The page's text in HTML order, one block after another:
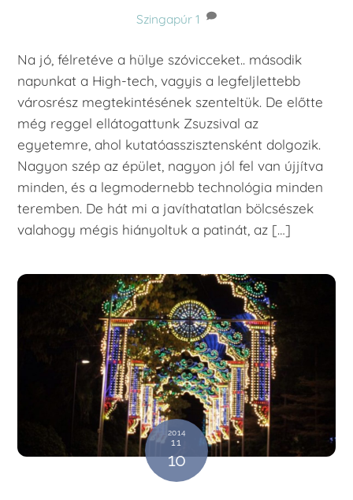
Szingapúr 1
Na jó, félretéve a hülye szóvicceket.. második
napunkat a High-tech, vagyis a legfeljlettebb
városrész megtekintésének szenteltük. De előtte
még reggel ellátogattunk Zsuzsival az
egyetemre, ahol kutatóasszisztensként dolgozik.
Nagyon szép az épület, nagyon jól fel van újjítva
minden, és a legmodernebb technológia minden
teremben. De hát mi a javíthatatlan bölcsészek
valahogy mégis hiányoltuk a patinát, az […]
2014
11
10